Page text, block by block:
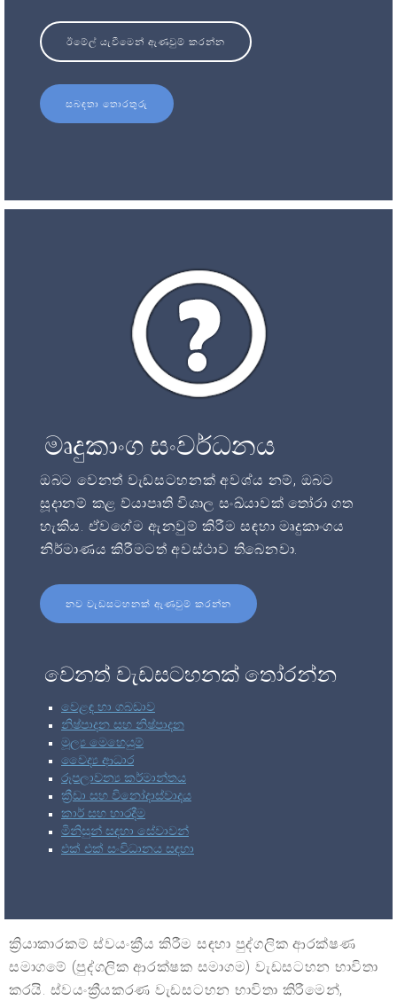
ඊමේල් යැවීමෙන් ඇණවුම් කරන්න
සබඳතා තොරතුරු
මෘදුකාංග සංවර්ධනය
ඔබට වෙනත් වැඩසටහනක් අවශ්ය නම්, ඔබට
සූදානම් කළ ව්යාපෘති විශාල සංඛ්යාවක් තෝරා ගත
හැකිය. ඒවගේම ඇනවුම් කිරීම සඳහා මෘදුකාංගය
නිර්මාණය කිරීමටත් අවස්ථාව තිබෙනවා.
නව වැඩසටහනක් ඇණවුම් කරන්න
වෙනත් වැඩසටහනක් තෝරන්න
වෙළඳ හා ගබඩාව
නිෂ්පාදන සහ නිෂ්පාදන
මූල්‍ය මෙහෙයුම්
වෛද්‍ය ආධාර
රූපලාවන්‍ය කර්මාන්තය
ක්‍රීඩා සහ විනෝදාස්වාදය
කාර් සහ භාරදීම
මිනිසුන් සඳහා සේවාවන්
එක් එක් සංවිධානය සඳහා
ක්‍රියාකාරකම් ස්වයංක්‍රීය කිරීම සඳහා පුද්ගලික ආරක්ෂණ
සමාගමේ (පුද්ගලික ආරක්ෂක සමාගම) වැඩසටහන භාවිතා
කරයි. ස්වයංක්‍රීයකරණ වැඩසටහන භාවිතා කිරීමෙන්,